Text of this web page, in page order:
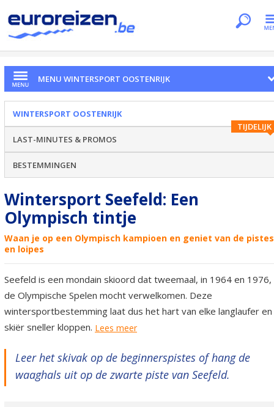
MENU WINTERSPORT OOSTENRIJK
WINTERSPORT OOSTENRIJK
TIJDELIJK
LAST-MINUTES & PROMOS
BESTEMMINGEN
Wintersport Seefeld: Een
Olympisch tintje
Waan je op een Olympisch kampioen en geniet van de pistes
en loipes
Seefeld is een mondain skioord dat tweemaal, in 1964 en 1976,
de Olympische Spelen mocht verwelkomen. Deze
wintersportbestemming laat dus het hart van elke langlaufer en
skiër sneller kloppen. Lees meer
Leer het skivak op de beginnerspistes of hang de
waaghals uit op de zwarte piste van Seefeld.